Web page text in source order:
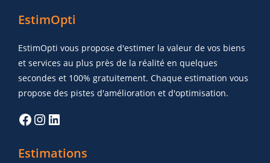
EstimOpti
EstimOpti vous propose d'estimer la valeur de vos biens
et services au plus près de la réalité en quelques
secondes et 100% gratuitement. Chaque estimation vous
propose des pistes d'amélioration et d'optimisation.
Estimations